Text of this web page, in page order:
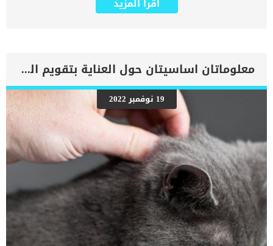
والحبل الشوكي لدعم تلك الأنسجة الرقيقة وتثبيتها وكذلك توفير العناصر
_زيادة إنتاج السائل الدماغي الشوكي _او قلة امتصاص السائل الدماغي
النخاعي _او انسداد في السائل الدماغي النخاعي داخل الدماغ يؤدي تراكم
السوائل هذا إلى الضغط على الدماغ لأن الجمجمة تمنع الدماغ من التوسع
. نتيجة للضغط ، يمكن أن يحدث تلف كبير للدماغ ، مما يؤدي إلى مشاكل
سلوكية وعصبية. كما تشمل المضاعفات المحتملة فتق الدماغ وحتى
الموت. هناك نوعان من استسقاء الرأس, مكتسب وخلقى. هناك فرق بين
الكلاب المصابة باستسقاء الرأس والاخرى المصابة بالاستسقاء الدماغى.
حيث تولد الكلاب المصابة باستسقاء الرأس الخلقي بهذه الحالة ، بينما
تولد الكلاب المصابة بالاستسقاء الدماغي المكتسب بأدمغة طبيعية ولكنها
تتراكم بشكل غير طبيعي للسوائل بمرور […]
اقرأ المزيد
معلوماتان اساسيتان حول العناية بتقويم العمود الفقرى عند القطط
19 نوفمبر 2022